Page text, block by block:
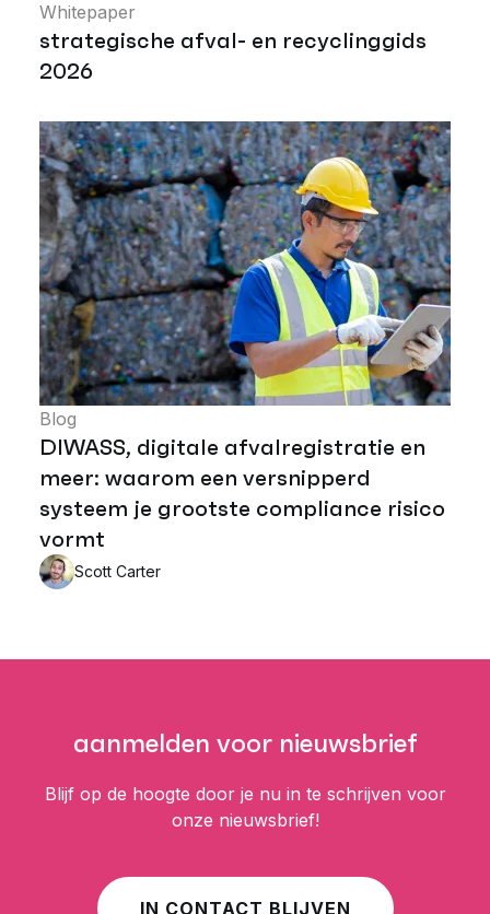
Whitepaper
strategische afval- en recyclinggids
2026
Blog
DIWASS, digitale afvalregistratie en
meer: waarom een versnipperd
systeem je grootste compliance risico
vormt
Scott Carter
aanmelden voor nieuwsbrief
Blijf op de hoogte door je nu in te schrijven voor
onze nieuwsbrief!
IN CONTACT BLIJVEN